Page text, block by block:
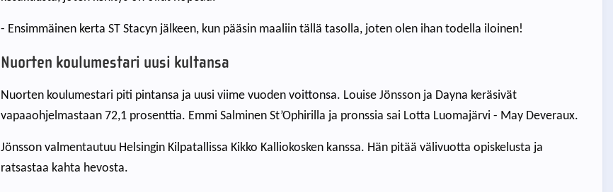
- Ensimmäinen kerta ST Stacyn jälkeen, kun pääsin maaliin tällä tasolla, joten olen ihan todella iloinen!
Nuorten koulumestari uusi kultansa
Nuorten koulumestari piti pintansa ja uusi viime vuoden voittonsa. Louise Jönsson ja Dayna keräsivät
vapaaohjelmastaan 72,1 prosenttia. Emmi Salminen St’Ophirilla ja pronssia sai Lotta Luomajärvi - May Deveraux.
Jönsson valmentautuu Helsingin Kilpatallissa Kikko Kalliokosken kanssa. Hän pitää välivuotta opiskelusta ja
ratsastaa kahta hevosta.